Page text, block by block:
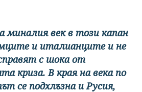
миналия век в този капан
и италианците и не
с шока от
криза. В края на века по
се подхлъзна и Русия,